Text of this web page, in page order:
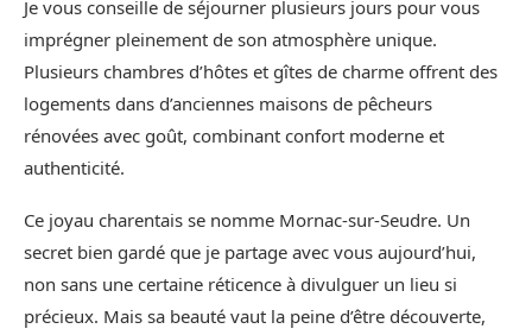
Je vous conseille de séjourner plusieurs jours pour vous
imprégner pleinement de son atmosphère unique.
Plusieurs chambres d’hôtes et gîtes de charme offrent des
logements dans d’anciennes maisons de pêcheurs
rénovées avec goût, combinant confort moderne et
authenticité.
Ce joyau charentais se nomme Mornac-sur-Seudre. Un
secret bien gardé que je partage avec vous aujourd’hui,
non sans une certaine réticence à divulguer un lieu si
précieux. Mais sa beauté vaut la peine d’être découverte,